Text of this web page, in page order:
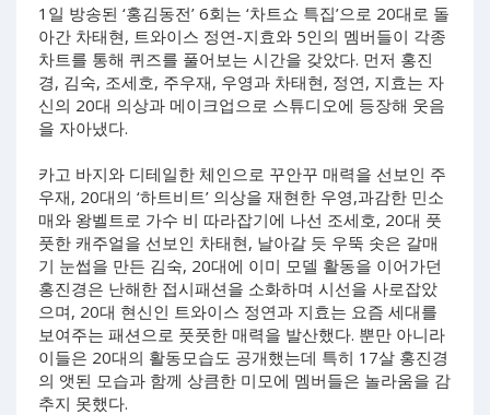
1일 방송된 ‘홍김동전’ 6회는 ‘차트쇼 특집’으로 20대로 돌
아간 차태현, 트와이스 정연-지효와 5인의 멤버들이 각종
차트를 통해 퀴즈를 풀어보는 시간을 갖았다. 먼저 홍진
경, 김숙, 조세호, 주우재, 우영과 차태현, 정연, 지효는 자
신의 20대 의상과 메이크업으로 스튜디오에 등장해 웃음
을 자아냈다.
카고 바지와 디테일한 체인으로 꾸안꾸 매력을 선보인 주
우재, 20대의 ‘하트비트’ 의상을 재현한 우영,과감한 민소
매와 왕벨트로 가수 비 따라잡기에 나선 조세호, 20대 풋
풋한 캐주얼을 선보인 차태현, 날아갈 듯 우뚝 솟은 갈매
기 눈썹을 만든 김숙, 20대에 이미 모델 활동을 이어가던
홍진경은 난해한 접시패션을 소화하며 시선을 사로잡았
으며, 20대 현신인 트와이스 정연과 지효는 요즘 세대를
보여주는 패션으로 풋풋한 매력을 발산했다. 뿐만 아니라
이들은 20대의 활동모습도 공개했는데 특히 17살 홍진경
의 앳된 모습과 함께 상큼한 미모에 멤버들은 놀라움을 감
추지 못했다.